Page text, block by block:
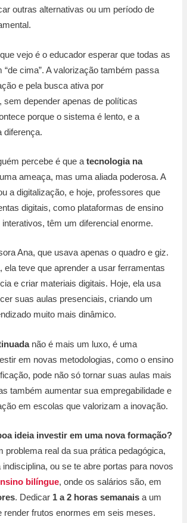
outras alternativas ou um período de
vejo é o educador esperar que todas as
“de cima”. A valorização também passa
e pela busca ativa por
sem depender apenas de políticas
porque o sistema é lento, e a
diferença.
percebe é que atecnologia na
ameaça, mas uma aliada poderosa. A
a digitalização, e hoje, professores que
digitais, como plataformas de ensino
têm um diferencial enorme.
Ana, que usava apenas o quadro e giz.
ela teve que aprender a usar ferramentas
e criar materiais digitais. Hoje, ela usa
suas aulas presenciais, criando um
muito mais dinâmico.
não é mais um luxo, é uma
em novas metodologias, como o ensino
pode não só tornar suas aulas mais
também aumentar sua empregabilidade e
em escolas que valorizam a inovação.
ideia investir em uma nova formação?
problema real da sua prática pedagógica,
ou se te abre portas para novos
bilíngue, onde os salários são, em
. Dedicar 1 a 2 horas semanais a um
render frutos enormes em seis meses.